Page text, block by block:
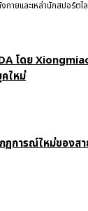
กายและเหล่านักสปอร์ต
โดย
ใหม่
การณ์ใหม่ของส